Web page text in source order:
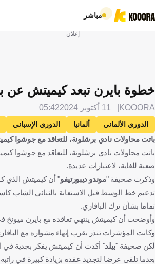
مباشر
إعلان
خطوة بايرن تبعد كيميتش عن
KOOORA 11 أكتوبر 2024 05:42
الدوري الألماني ألمانيا الدوري الإسباني
برشلونة
بايرن ميونخ يوزوا
كرة قدم
باتت محاولات نادي برشلونة، للتعاقد مع جوشوا
باتت محاولات نادي برشلونة، للتعاقد مع جوشوا
صعبة للغاية، لاعتبارات عديدة.
وذكرت صحيفة "موندو ديبورتيفو" أن كيميتش الذي
تدعيم خط الوسط قبل الاستعانة بالثنائي الشاب
تماما بشأن ترك البافاري.
وأوضحت أن كيميتش ينتهي تعاقده مع بايرن ميونخ
وكانت المؤشرات تنذر بقرب إنهاء مشواره مع
لكن صحيفة "بيلد" أكدت أن كيميتش يفكر بجدية في
بعدما تلقى عرضا لتجديد عقده بزيادة كبيرة في